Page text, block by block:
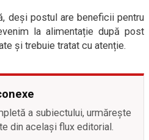
deși postul are beneficii pentru
la alimentație după post
și trebuie tratat cu atenție.
a subiectului, urmărește
din același flux editorial.